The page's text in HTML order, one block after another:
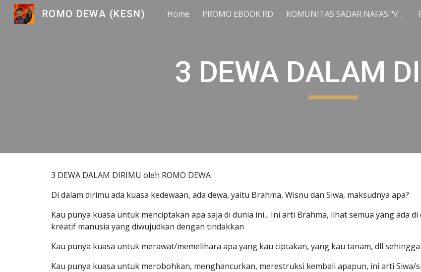
Skip to main content Skip to
ROMO DEWA (KESN) Home PROMO EBOOK RD KOMUNITAS SADAR NAFAS "Vishva Prana"
3 DEWA DALAM
3 DEWA DALAM DIRIMU oleh ROMO DEWA
Di dalam dirimu ada kuasa kedewaan, ada dewa, yaitu Brahma, Wisnu dan Siwa, maksudnya apa?
Kau punya kuasa untuk menciptakan apa saja di dunia ini... Ini arti Brahma, lihat semua yang ada
kreatif manusia yang diwujudkan dengan tindakkan
Kau punya kuasa untuk merawat/memelihara apa yang kau ciptakan, yang kau tanam, dll
Kau punya kuasa untuk merobohkan, menghancurkan, merestruksi kembali apapun, ini arti Siwa/